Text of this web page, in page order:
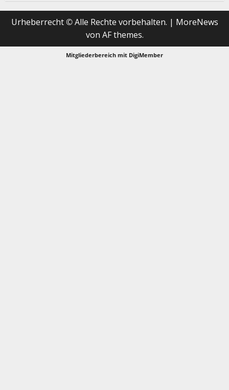
Urheberrecht © Alle Rechte vorbehalten. | MoreNews
von AF themes.
Mitgliederbereich mit DigiMember